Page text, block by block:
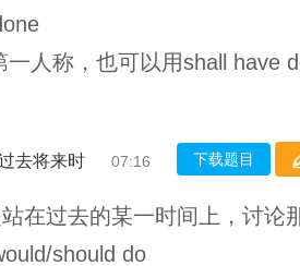
一人称，也可以用shall have
去将来时 07:16 下载题目
在过去的某一时间上，讨论
should do